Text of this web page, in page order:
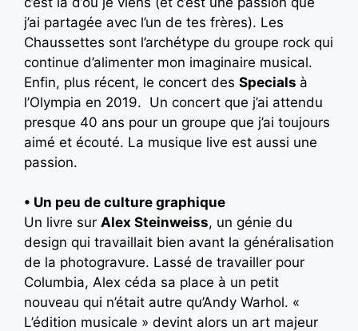
j’ai partagée avec l’un de tes frères). Les
Chaussettes sont l’archétype du groupe rock qui
continue d’alimenter mon imaginaire musical.
Enfin, plus récent, le concert des Specials à
l’Olympia en 2019. Un concert que j’ai attendu
presque 40 ans pour un groupe que j’ai toujours
aimé et écouté. La musique live est aussi une
passion.
• Un peu de culture graphique
Un livre sur Alex Steinweiss, un génie du
design qui travaillait bien avant la généralisation
de la photogravure. Lassé de travailler pour
Columbia, Alex céda sa place à un petit
nouveau qui n’était autre qu’Andy Warhol. «
L’édition musicale » devint alors un art majeur